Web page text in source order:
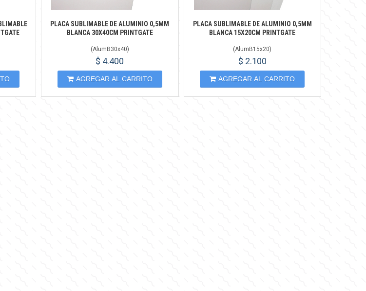
PLACA SUBLIMABLE DE ALUMINIO 0,5MM
BLANCA 30X40CM PRINTGATE
(AlumB30x40)
$ 4.400
AGREGAR AL CARRITO
PLACA SUBLIMABLE DE ALUMINIO 0,5MM
BLANCA 15X20CM PRINTGATE
(AlumB15x20)
$ 2.100
AGREGAR AL CARRITO